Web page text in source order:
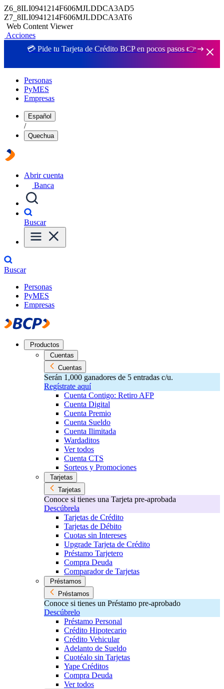
Z6_8ILI0941214F606MJLDDCA3AD5
Z7_8ILI0941214F606MJLDDCA3AT6
Web Content Viewer
Acciones
💳 Pide tu Tarjeta de Crédito BCP en pocos pasos 👉
Personas
PyMES
Empresas
Español
/
Quechua
Abrir cuenta
Banca
Buscar
Buscar
Personas
PyMES
Empresas
Productos
Cuentas
Cuentas
Serán 1,000 ganadores de 5 entradas c/u.
Regístrate aquí
Cuenta Contigo: Retiro AFP
Cuenta Digital
Cuenta Premio
Cuenta Sueldo
Cuenta Ilimitada
Wardaditos
Ver todos
Cuenta CTS
Sorteos y Promociones
Tarjetas
Tarjetas
Conoce si tienes una Tarjeta pre-aprobada
Descúbrela
Tarjetas de Crédito
Tarjetas de Débito
Cuotas sin Intereses
Upgrade Tarjeta de Crédito
Préstamo Tarjetero
Compra Deuda
Comparador de Tarjetas
Préstamos
Préstamos
Conoce si tienes un Préstamo pre-aprobado
Descúbrelo
Préstamo Personal
Crédito Hipotecario
Crédito Vehicular
Adelanto de Sueldo
Cuotéalo sin Tarjetas
Yape Créditos
Compra Deuda
Ver todos